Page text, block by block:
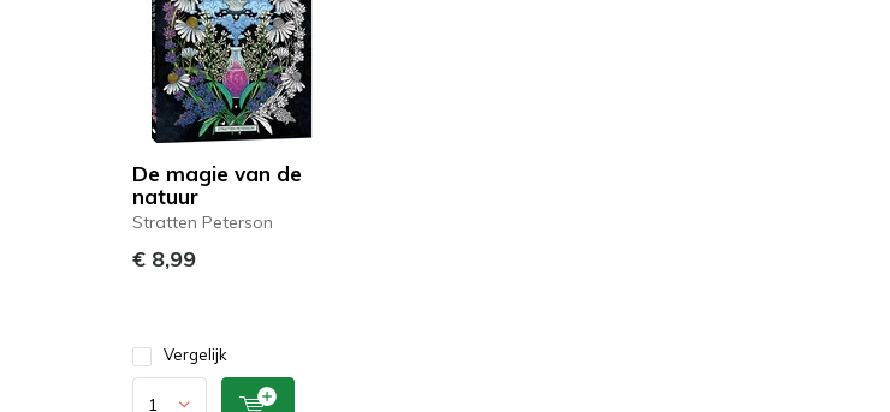
De magie van de
natuur
Stratten Peterson
€ 8,99
Vergelijk